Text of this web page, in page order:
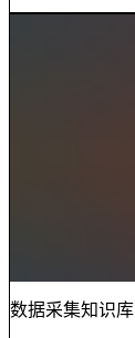
数据采集知识库